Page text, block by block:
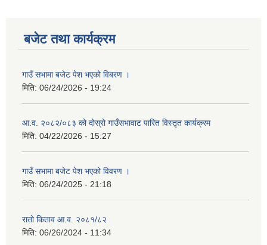
बजेट तथा कार्यक्रम
गाउँ सभामा बजेट पेश भएको विबरण ।
मिति: 06/24/2026 - 19:24
आ.व. २०८२/०८३ को दोस्रो गाउँसभावाट पारित विस्तृत कार्यक्रम
मिति: 04/22/2026 - 15:27
गाउँ सभामा बजेट पेश भएको विवरण ।
मिति: 06/24/2025 - 21:18
रातो किताव आ.व. २०८१/८२
मिति: 06/26/2024 - 11:34